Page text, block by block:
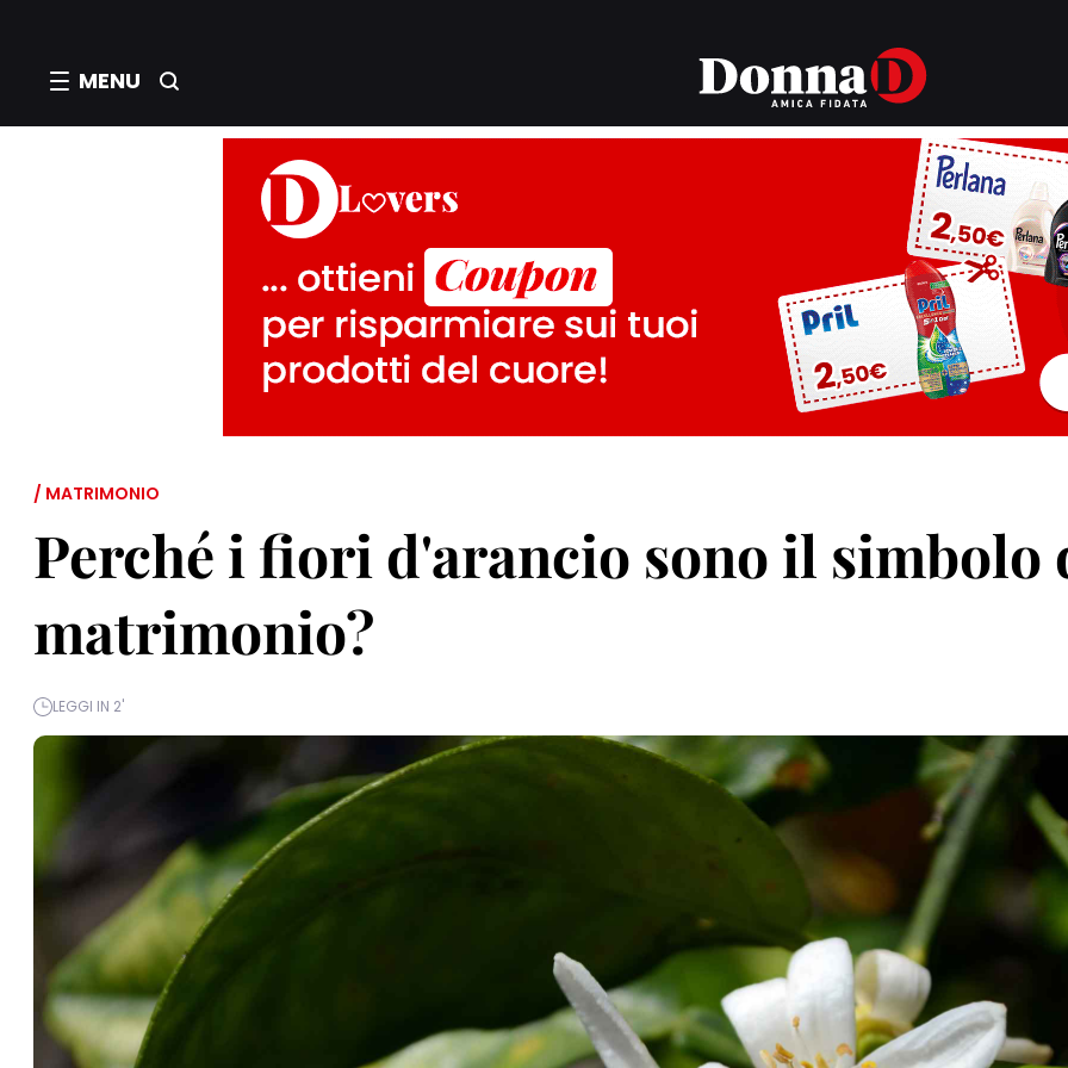
MENU
/ MATRIMONIO
Perché i fiori d'arancio sono il simbolo
matrimonio?
LEGGI IN 2'